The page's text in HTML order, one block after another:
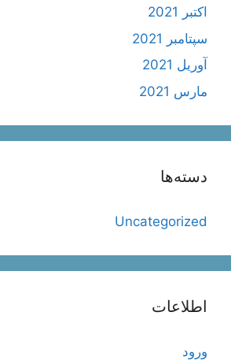
اکتبر 2021
سپتامبر 2021
آوریل 2021
مارس 2021
دسته‌ها
Uncategorized
اطلاعات
ورود